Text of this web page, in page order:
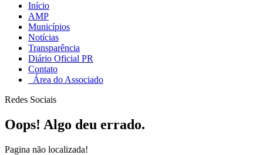
Início
AMP
Municípios
Notícias
Transparência
Diário Oficial PR
Contato
Área do Associado
Redes Sociais
Oops! Algo deu errado.
Pagina não localizada!